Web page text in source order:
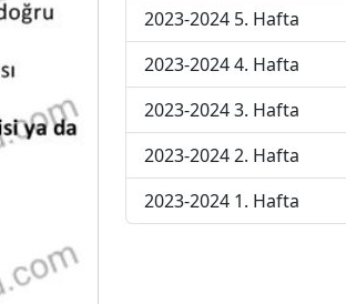
2023-2024 5. Hafta
2023-2024 4. Hafta
2023-2024 3. Hafta
2023-2024 2. Hafta
2023-2024 1. Hafta